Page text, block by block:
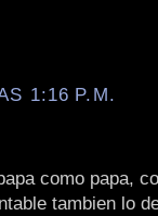
1:16 P.M.
como papa,
tambien lo